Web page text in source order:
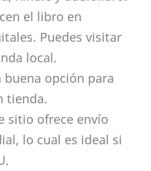
el libro en
Puedes visitar
local.
buena opción para
tienda.
sitio ofrece envío
lo cual es ideal si